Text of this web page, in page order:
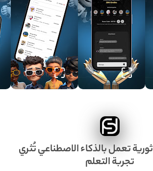
تعمل بالذكاء الاصطناعي تُثري
تجربة التعلم